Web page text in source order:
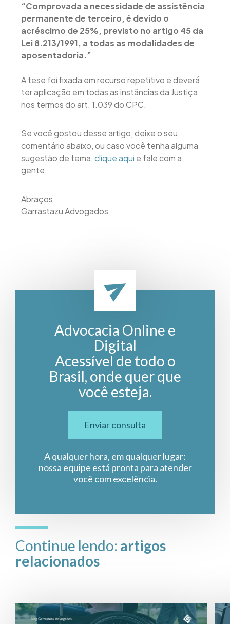
“Comprovada a necessidade de assistência
permanente de terceiro, é devido o
acréscimo de 25%, previsto no artigo 45 da
Lei 8.213/1991, a todas as modalidades de
aposentadoria.”
A tese foi fixada em recurso repetitivo e deverá
ter aplicação em todas as instâncias da Justiça,
nos termos do art. 1.039 do CPC.
Se você gostou desse artigo, deixe o seu
comentário abaixo, ou caso você tenha alguma
sugestão de tema,clique aqui e fale com a
gente.
Abraços,
Garrastazu Advogados
Advocacia Online e
Digital
Acessível de todo o
Brasil, onde quer que
você esteja.
Enviar consulta
A qualquer hora, em qualquer lugar:
nossa equipe está pronta para atender
você com excelência.
Continue lendo: artigos
relacionados